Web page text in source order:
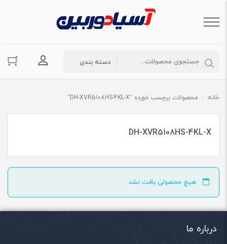
ورود به
خانه / محصولات برچسب خورده “DH-XVR5108HS-4KL-X”
DH-XVR5108HS-4KL-X
هیچ محصولی یافت نشد.
درباره ما